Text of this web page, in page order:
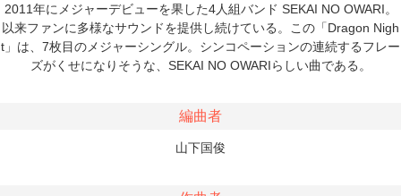
2011年にメジャーデビューを果した4人組バンド SEKAI NO OWARI。
以来ファンに多様なサウンドを提供し続けている。この「Dragon Nigh
t」は、7枚目のメジャーシングル。シンコペーションの連続するフレー
ズがくせになりそうな、SEKAI NO OWARIらしい曲である。
編曲者
山下国俊